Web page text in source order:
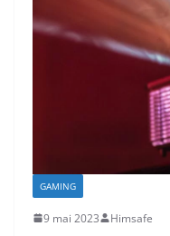
GAMING
9 mai 2023 Himsafe